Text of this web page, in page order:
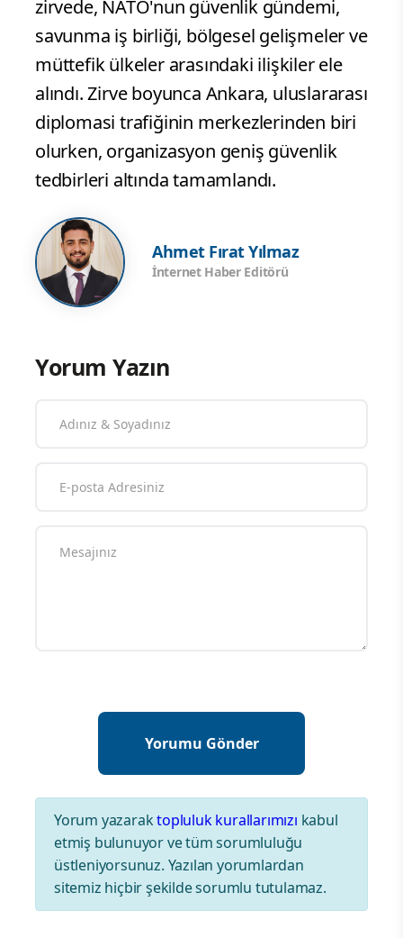
zirvede, NATO'nun güvenlik gündemi,
savunma iş birliği, bölgesel gelişmeler ve
müttefik ülkeler arasındaki ilişkiler ele
alındı. Zirve boyunca Ankara, uluslararası
diplomasi trafiğinin merkezlerinden biri
olurken, organizasyon geniş güvenlik
tedbirleri altında tamamlandı.
Ahmet Fırat Yılmaz
İnternet Haber Editörü
Yorum Yazın
Yorum yazaraktopluluk kurallarımızı kabul
etmiş bulunuyor ve tüm sorumluluğu
üstleniyorsunuz. Yazılan yorumlardan
sitemiz hiçbir şekilde sorumlu tutulamaz.